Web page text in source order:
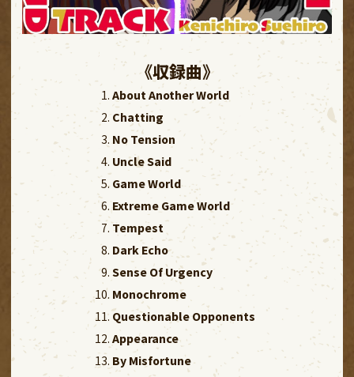
《収録曲》
About Another World
Chatting
No Tension
Uncle Said
Game World
Extreme Game World
Tempest
Dark Echo
Sense Of Urgency
Monochrome
Questionable Opponents
Appearance
By Misfortune